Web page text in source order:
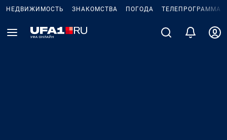
НЕДВИЖИМОСТЬ ЗНАКОМСТВА ПОГОДА ТЕЛЕПРОГРАММА